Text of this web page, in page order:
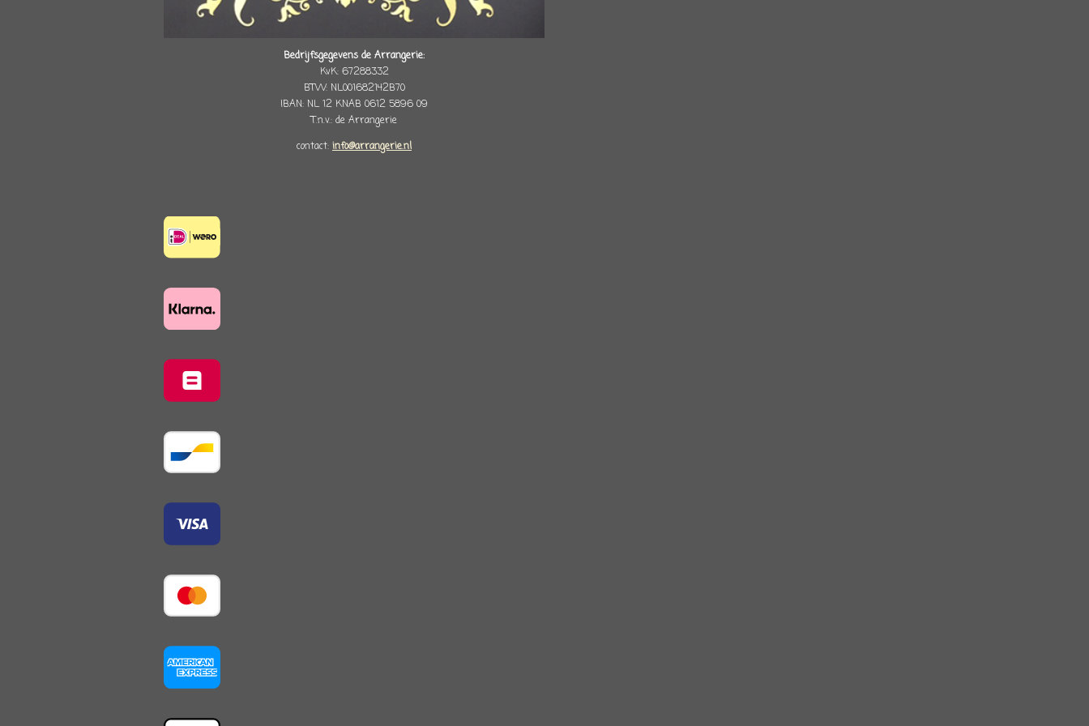
Bedrijfsgegevens de Arrangerie:
KvK: 67288332
BTW: NL001682142B70
IBAN: NL 12 KNAB 0612 5896 09
T.n.v.: de Arrangerie
contact: info@arrangerie.nl